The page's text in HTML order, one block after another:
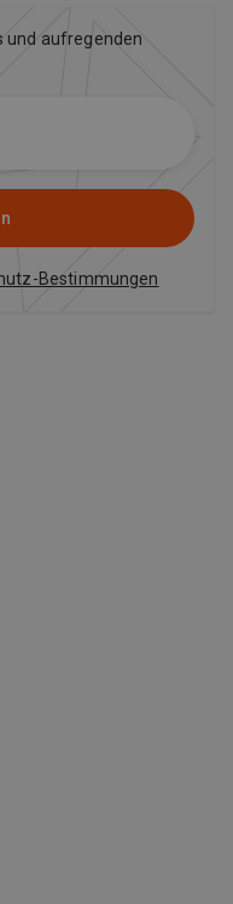
und aufregenden
Bestimmungen